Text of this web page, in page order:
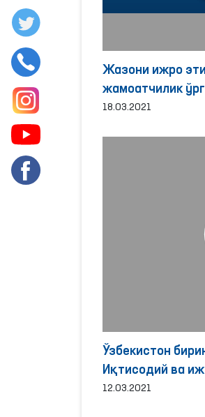
Жазони ижро
жамоатчилик
18.03.2021
Ўзбекистон
Иқтисодий ва
иштирок этди.
12.03.2021